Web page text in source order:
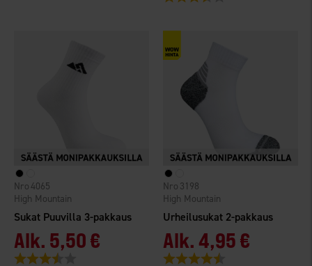
Sukat Puuvilla 3-pakkaus
High Mountain
4065
Alk. 5,50 €
Arvio:
Urheilusukat 2-pakkaus
High Mountain
3198
Alk. 4,95 €
Arvio: